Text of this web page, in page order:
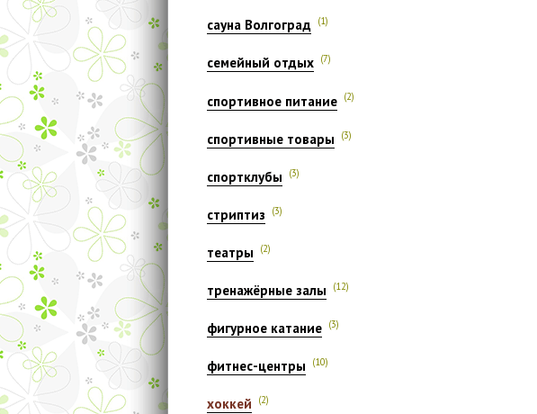
сауна Волгоград (1)
семейный отдых (7)
спортивное питание (2)
спортивные товары (3)
спортклубы (3)
стриптиз (3)
театры (2)
тренажёрные залы (12)
фигурное катание (3)
фитнес-центры (10)
хоккей (2)